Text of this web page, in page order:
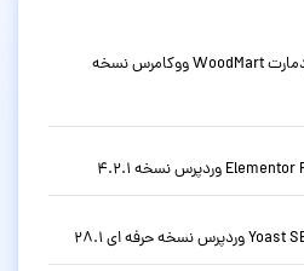
قالب فروشگاهی چندمنظوره وودمارت WoodMart ووکامرس نسخه